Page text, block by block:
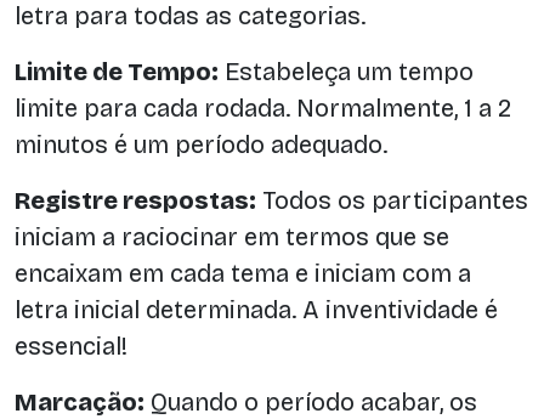
letra para todas as categorias.
Limite de Tempo: Estabeleça um tempo
limite para cada rodada. Normalmente, 1 a 2
minutos é um período adequado.
Registre respostas: Todos os participantes
iniciam a raciocinar em termos que se
encaixam em cada tema e iniciam com a
letra inicial determinada. A inventividade é
essencial!
Marcação: Quando o período acabar, os